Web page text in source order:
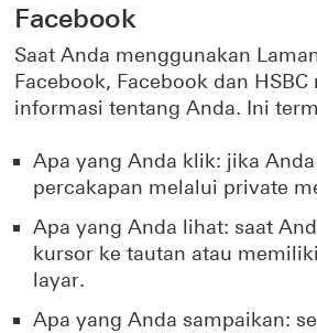
Facebook
Saat Anda menggunakan
Facebook, Facebook dan
informasi tentang Anda. Ini
Apa yang Anda klik: jika
percakapan melalui private
Apa yang Anda lihat: saat
kursor ke tautan atau
layar.
Apa yang Anda sampaikan: